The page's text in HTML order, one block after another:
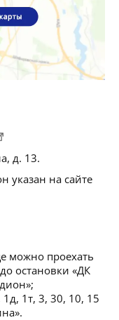
д. 13.
указан на сайте
можно проехать
остановки «ДК
1т, 3, 30, 10, 15